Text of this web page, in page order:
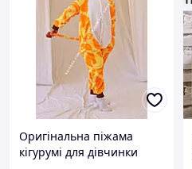
Оригінальна піжама
кігурумі для дівчинки